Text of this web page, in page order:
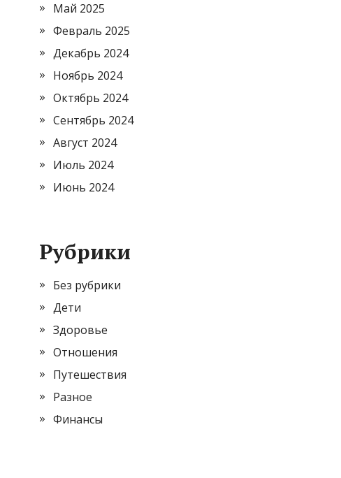
Май 2025
Февраль 2025
Декабрь 2024
Ноябрь 2024
Октябрь 2024
Сентябрь 2024
Август 2024
Июль 2024
Июнь 2024
Рубрики
Без рубрики
Дети
Здоровье
Отношения
Путешествия
Разное
Финансы